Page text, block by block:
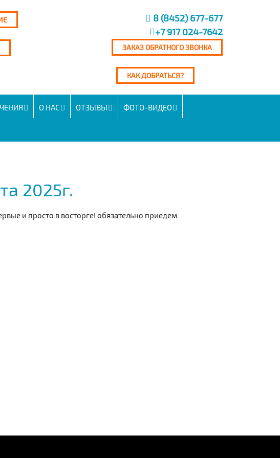
8 (8452) 677-677
+7 917 024-7642
ЗАКАЗ ОБРАТНОГО ЗВОНКА
КАК ДОБРАТЬСЯ?
О НАС ОТЗЫВЫ ФОТО-ВИДЕО
2025г.
и просто в восторге! обязательно приедем